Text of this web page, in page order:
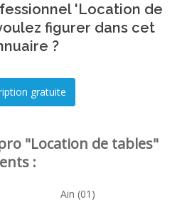
'Location de
figurer dans cet
?
"Location de tables"
:
Ain (01)